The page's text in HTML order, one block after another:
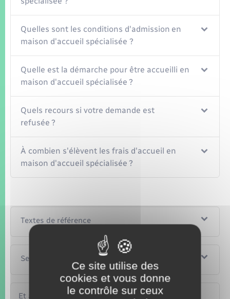
Quelles sont les conditions d'admission en
maison d'accueil spécialisée ?
Quelle est la démarche pour être accueilli en
maison d'accueil spécialisée ?
Quels recours si votre demande est
refusée ?
À combien s'élèvent les frais d'accueil en
maison d'accueil spécialisée ?
Textes de référence
Services en ligne et formulaires
Et aussi
Ce site utilise des
cookies et vous donne
le contrôle sur ceux